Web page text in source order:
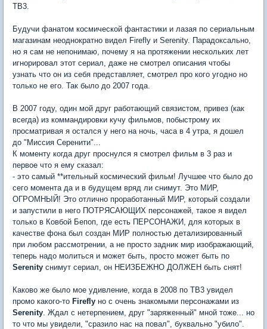
ТВ3.
Будучи фанатом космической фантастики и лазая по сериальным
магазинам неоднократно видел Firefly и Serenity. Парадоксально,
но я сам не непонимаю, почему я на протяжении нескольких лет
игнорировал этот сериал, даже не смотрел описания чтобы
узнать что он из себя представляет, смотрел про кого угодно но
только не его. Так было до 2007 года.
В 2007 году, один мой друг работающий связистом, привез (как
всегда) из коммандировки кучу фильмов, побыстрому их
просматривая я остался у него на ночь, часа в 4 утра, я дошел
до "Миссия Серенити"...
К моменту когда друг проснулся я смотрел фильм в 3 раз и
первое что я ему сказал:
- это самый **ительный космический фильм! Лучшее что было до
сего момента да и в будущем вряд ли снимут. Это МИР,
ОГРОМНЫЙ! Это отлично проработанный МИР, который создали
и запустили в него ПОТРЯСАЮЩИХ персонажей, такое я видел
только в Ковбой Бепоп, где есть ПЕРСОНАЖИ, для которых в
качестве фона был создан МИР полностью детализированный
при любом рассмотрении, а не просто задник мир изображающий,
теперь надо молиться и может быть, просто может быть по
Serenity снимут сериал, он НЕИЗБЕЖНО ДОЛЖЕН быть снят!
Каково же было мое удивление, когда в 2008 по ТВ3 увидел
промо какого-то Firefly но с очень знакомыми персонажами из
Serenity . Ждал с нетерпением, друг "заряженный" мной тоже... но
то что мы увидели, "сразило нас на повал", буквально "убило".